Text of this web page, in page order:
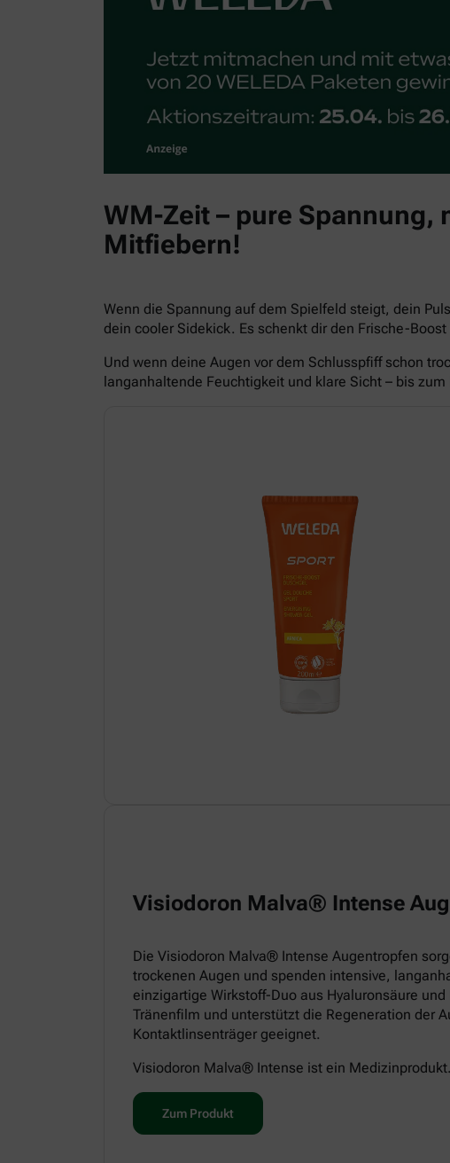
WM-Zeit – pure
Mitfiebern!
Wenn die Spannung auf dem Spielfeld steigt, dein
dein cooler Sidekick. Es schenkt dir den Frische-
Und wenn deine Augen vor dem Schlusspfiff schon
langanhaltende Feuchtigkeit und klare Sicht – bis
Visiodoron Malva® Intense
Die Visiodoron Malva® Intense Augentropfen
trockenen Augen und spenden intensive,
einzigartige Wirkstoff-Duo aus Hyaluronsäure
Tränenfilm und unterstützt die Regeneration der
Kontaktlinsenträger geeignet.
Visiodoron Malva® Intense ist ein Medizinprodukt.
Zum Produkt